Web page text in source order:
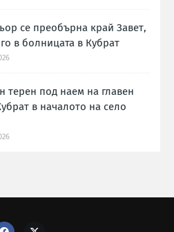
се преобърна край Завет,
в болницата в Кубрат
терен под наем на главен
в началото на село